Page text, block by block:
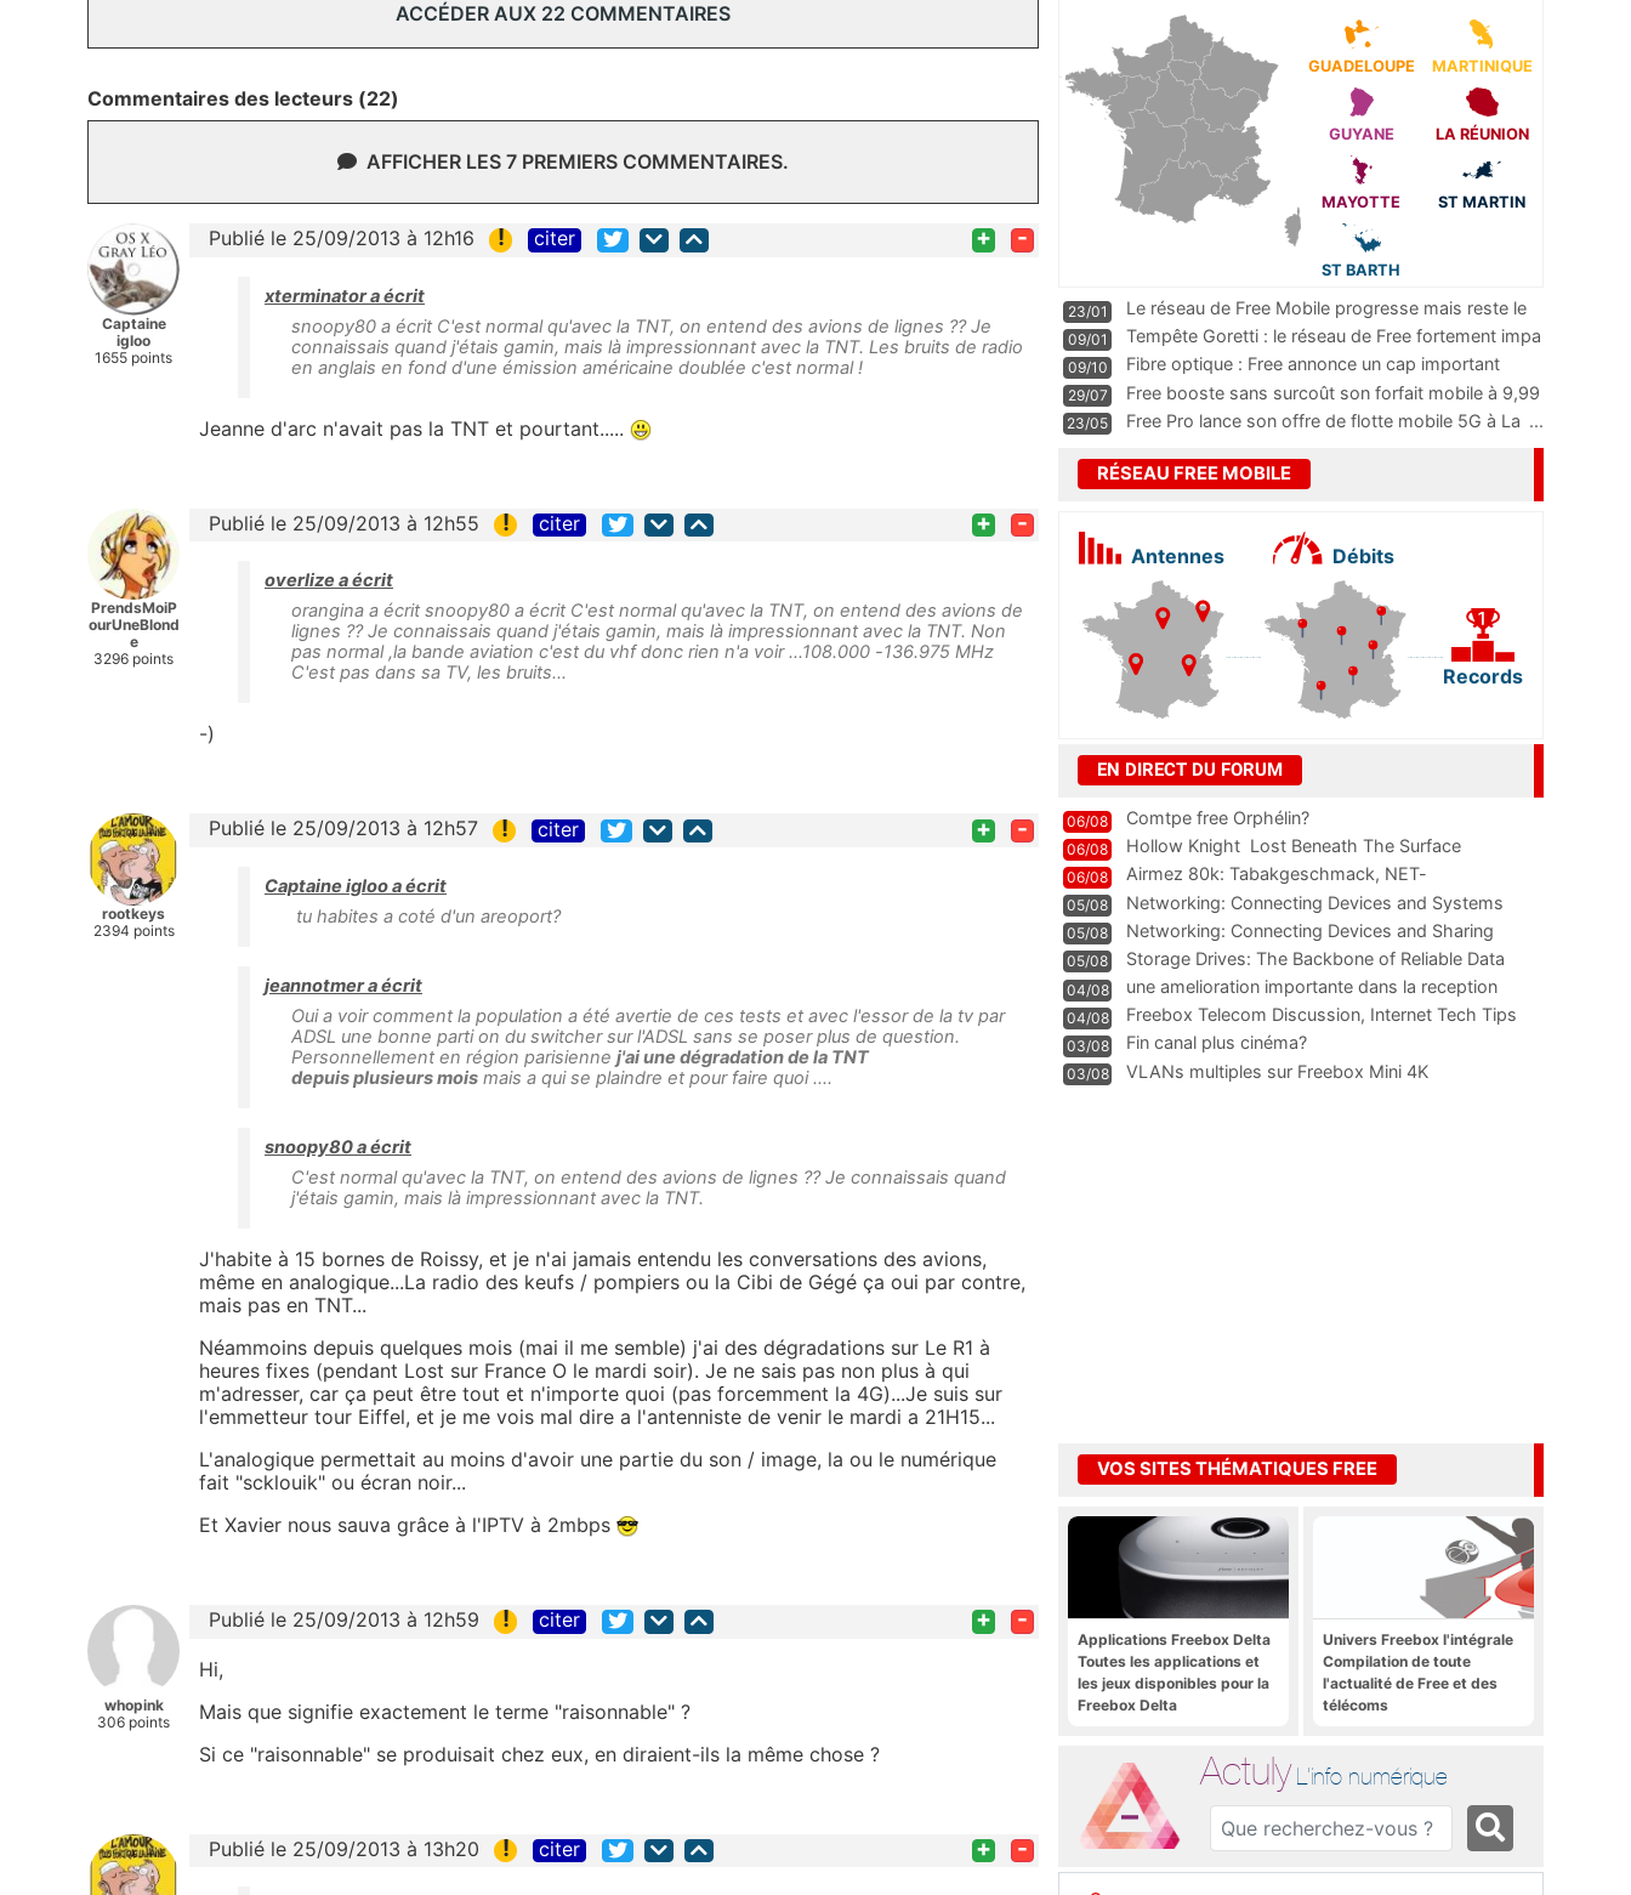
ACCÉDER AUX 22 COMMENTAIRES
Commentaires des lecteurs (22)
AFFICHER LES 7 PREMIERS COMMENTAIRES.
Captaine
igloo
1655 points
Publié le 25/09/2013 à 12h16 ! citer + -
xterminator a écrit
snoopy80 a écrit C'est normal qu'avec la TNT, on entend des avions de lignes ?? Je
connaissais quand j'étais gamin, mais là impressionnant avec la TNT. Les bruits de radio
en anglais en fond d'une émission américaine doublée c'est normal !
Jeanne d'arc n'avait pas la TNT et pourtant.....
PrendsMoiP
ourUneBlond
e
3296 points
Publié le 25/09/2013 à 12h55 ! citer + -
overlize a écrit
orangina a écrit snoopy80 a écrit C'est normal qu'avec la TNT, on entend des avions de
lignes ?? Je connaissais quand j'étais gamin, mais là impressionnant avec la TNT. Non
pas normal ,la bande aviation c'est du vhf donc rien n'a voir ...108.000 -136.975 MHz
C'est pas dans sa TV, les bruits...
-)
rootkeys
2394 points
Publié le 25/09/2013 à 12h57 ! citer + -
Captaine igloo a écrit
tu habites a coté d'un areoport?
jeannotmer a écrit
Oui a voir comment la population a été avertie de ces tests et avec l'essor de la tv par
ADSL une bonne parti on du switcher sur l'ADSL sans se poser plus de question.
Personnellement en région parisienne j'ai une dégradation de la TNT
depuis plusieurs mois mais a qui se plaindre et pour faire quoi ....
snoopy80 a écrit
C'est normal qu'avec la TNT, on entend des avions de lignes ?? Je connaissais quand
j'étais gamin, mais là impressionnant avec la TNT.
J'habite à 15 bornes de Roissy, et je n'ai jamais entendu les conversations des avions,
même en analogique...La radio des keufs / pompiers ou la Cibi de Gégé ça oui par contre,
mais pas en TNT...
Néammoins depuis quelques mois (mai il me semble) j'ai des dégradations sur Le R1 à
heures fixes (pendant Lost sur France O le mardi soir). Je ne sais pas non plus à qui
m'adresser, car ça peut être tout et n'importe quoi (pas forcemment la 4G)...Je suis sur
l'emmetteur tour Eiffel, et je me vois mal dire a l'antenniste de venir le mardi a 21H15...
L'analogique permettait au moins d'avoir une partie du son / image, la ou le numérique
fait "scklouik" ou écran noir...
Et Xavier nous sauva grâce à l'IPTV à 2mbps
whopink
306 points
Publié le 25/09/2013 à 12h59 ! citer + -
Hi,
Mais que signifie exactement le terme "raisonnable" ?
Si ce "raisonnable" se produisait chez eux, en diraient-ils la même chose ?
Publié le 25/09/2013 à 13h20 ! citer + -
GUADELOUPE MARTINIQUE
GUYANE LA RÉUNION
MAYOTTE ST MARTIN
ST BARTH
23/01
Le réseau de Free Mobile progresse mais reste le
m
...
09/01
Tempête Goretti : le réseau de Free fortement impa
09/10
Fibre optique : Free annonce un cap important
pass
...
29/07
Free booste sans surcoût son forfait mobile à 9,99
23/05 Free Pro lance son offre de flotte mobile 5G à La ...
RÉSEAU FREE MOBILE
Antennes Débits
Records
EN DIRECT DU FORUM
06/08 Comtpe free Orphélin?
06/08 Hollow Knight  Lost Beneath The Surface
06/08
Airmez 80k: Tabakgeschmack, NET-
Technologie und Leistung im
05/08 Networking: Connecting Devices and Systems
05/08
Networking: Connecting Devices and Sharing
Information
05/08
Storage Drives: The Backbone of Reliable Data
Management
04/08
une amelioration importante dans la reception
WIFI
04/08
Freebox Telecom Discussion, Internet Tech Tips
Communi
03/08 Fin canal plus cinéma?
03/08 VLANs multiples sur Freebox Mini 4K
VOS SITES THÉMATIQUES FREE
Applications Freebox Delta
Toutes les applications et
les jeux disponibles pour la
Freebox Delta
Univers Freebox l'intégrale
Compilation de toute
l'actualité de Free et des
télécoms
Actuly L'info numérique